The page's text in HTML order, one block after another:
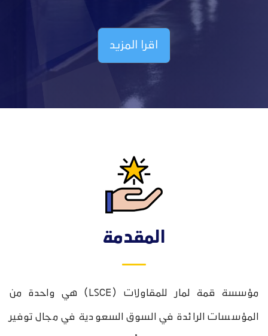
المقدمة
مؤسسة قمة لمار للمقاولات (LSCE) هي واحدة من
المؤسسات الرائدة في السوق السعودية في مجال توفير